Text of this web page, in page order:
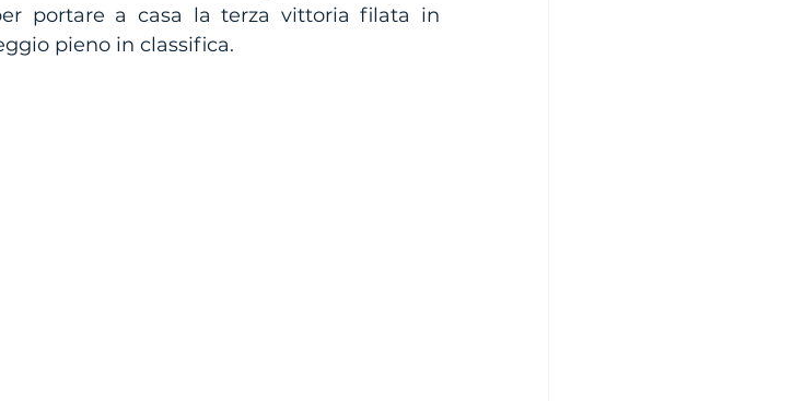
portare a casa la terza vittoria filata in
pieno in classifica.